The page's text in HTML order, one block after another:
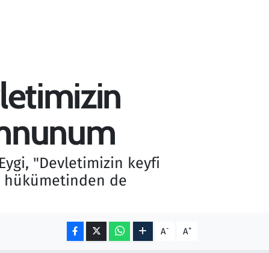
"Devletimizin keyfi
hükümetinden de
A- A+